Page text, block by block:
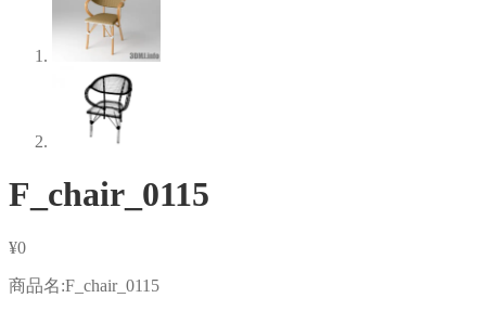
F_chair_0115
¥0
商品名:F_chair_0115